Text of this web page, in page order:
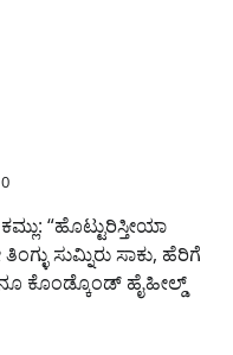
0
“ಹೊಟ್ಟುರಿಸ್ತೀಯಾ
ಸುಮ್ನಿರು ಸಾಕು, ಹೆರಿಗೆ
ಕೊಂಡ್ಕೊಂಡ್ ಹೈಹೀಲ್ಡ್